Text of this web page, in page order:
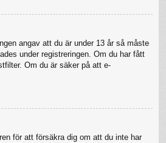
angav att du är under 13 år så måste
under registreringen. Om du har fått
Om du är säker på att e-
för att försäkra dig om att du inte har